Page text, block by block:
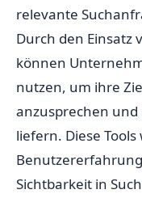
relevante
Durch den Einsatz
können
nutzen, um ihre
anzusprechen
liefern. Diese
Sichtbarkeit in